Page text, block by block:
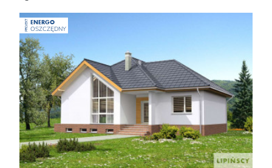
PROJEKT ENERGO
OSZCZĘDNY